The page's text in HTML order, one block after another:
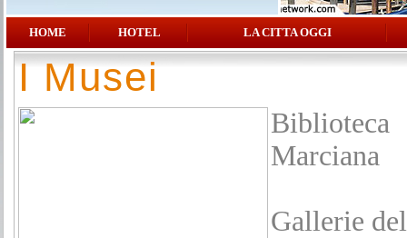
HOME HOTEL LA CITTA OGGI
I Musei
Marciana
Gallerie